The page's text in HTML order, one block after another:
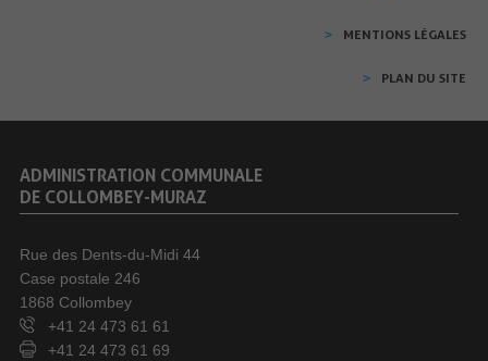
MENTIONS LÉGALES
PLAN DU SITE
ADMINISTRATION COMMUNALE
DE COLLOMBEY-MURAZ
Rue des Dents-du-Midi 44
Case postale 246
1868 Collombey
+41 24 473 61 61
+41 24 473 61 69